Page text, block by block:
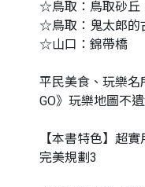
☆鳥取：鳥取砂丘
☆鳥取：鬼太郎的
☆山口：錦帶橋
平民美食、玩樂
GO》玩樂地圖不
【本書特色】超
完美規劃3